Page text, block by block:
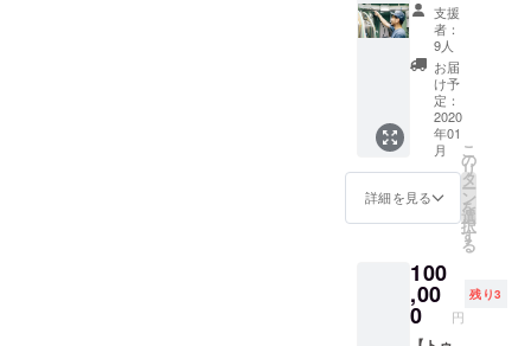
すでに
ご支援
してい
ただい
た方か
らの色
変更は
受け付
けてお
ん。ご
了承の
お願い
いたし
ます。
考欄に
「配送
希望」
とご記
入くだ
さい。
※有効期
限：
2020年
2月1日
～2020
年7月31
ジナル
グラウ
ラー＋
パイン
店時に
お渡し
しま
す。 ※
有効期
限：
2020年
1月1日
～2020
年6月30
日
命名で
きる権
利】
ビール
好きに
はたま
らない
リター
ン。お
客様と
のご相
談のう
作りた
いIPAを
一緒に
設計
支援
者：
9人
お届
け予
定：
2020
年01
月
詳細を見る
こ
の
リ
タ
ー
ン
を
選
択
す
る
100
,00
0 円
残り3